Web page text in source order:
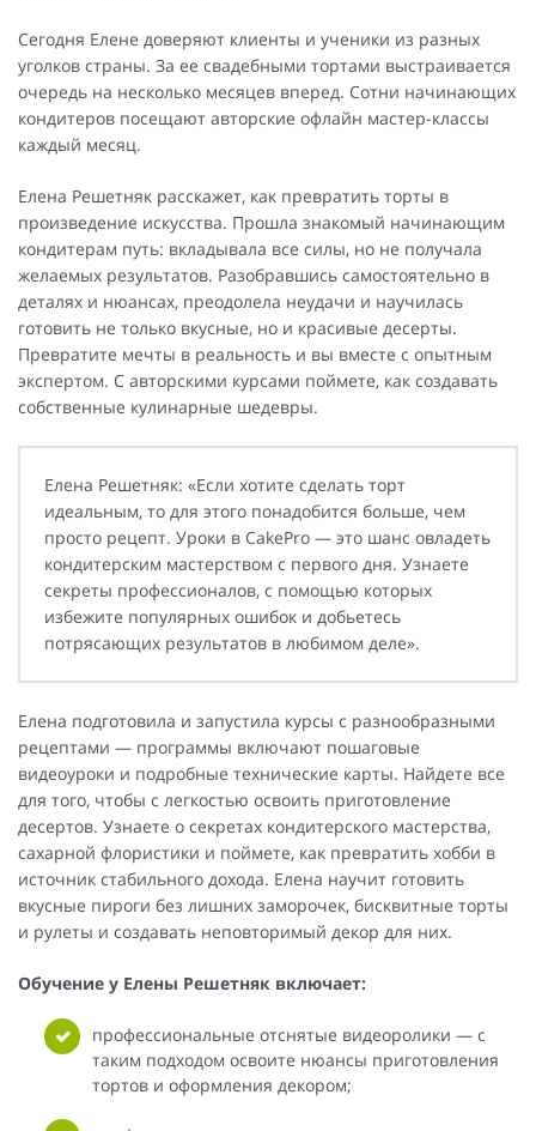
Сегодня Елене доверяют клиенты и ученики из разных
уголков страны. За ее свадебными тортами выстраивается
очередь на несколько месяцев вперед. Сотни начинающих
кондитеров посещают авторские офлайн мастер-классы
каждый месяц.
Елена Решетняк расскажет, как превратить торты в
произведение искусства. Прошла знакомый начинающим
кондитерам путь: вкладывала все силы, но не получала
желаемых результатов. Разобравшись самостоятельно в
деталях и нюансах, преодолела неудачи и научилась
готовить не только вкусные, но и красивые десерты.
Превратите мечты в реальность и вы вместе с опытным
экспертом. С авторскими курсами поймете, как создавать
собственные кулинарные шедевры.
Елена Решетняк: «Если хотите сделать торт
идеальным, то для этого понадобится больше, чем
просто рецепт. Уроки в CakePro — это шанс овладеть
кондитерским мастерством с первого дня. Узнаете
секреты профессионалов, с помощью которых
избежите популярных ошибок и добьетесь
потрясающих результатов в любимом деле».
Елена подготовила и запустила курсы с разнообразными
рецептами — программы включают пошаговые
видеоуроки и подробные технические карты. Найдете все
для того, чтобы с легкостью освоить приготовление
десертов. Узнаете о секретах кондитерского мастерства,
сахарной флористики и поймете, как превратить хобби в
источник стабильного дохода. Елена научит готовить
вкусные пироги без лишних заморочек, бисквитные торты
и рулеты и создавать неповторимый декор для них.
Обучение у Елены Решетняк включает:
профессиональные отснятые видеоролики — с
таким подходом освоите нюансы приготовления
тортов и оформления декором;